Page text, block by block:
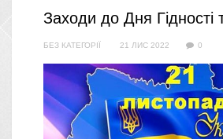
Заходи до Дня Гідності
БЕЗ КАТЕГОРІЇ 21 ЛИС 2022 0